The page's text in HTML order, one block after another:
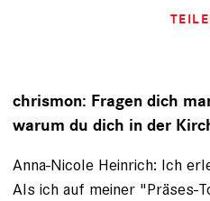
chrismon: Fragen dich
warum du dich in der
Anna-Nicole Heinrich: Ich
Als ich auf meiner "Präses-